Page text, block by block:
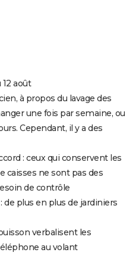
août
à propos du lavage des
une fois par semaine, ou
Cependant, il y a des
: ceux qui conservent les
caisses ne sont pas des
de contrôle
de plus en plus de jardiniers
verbalisent les
au volant